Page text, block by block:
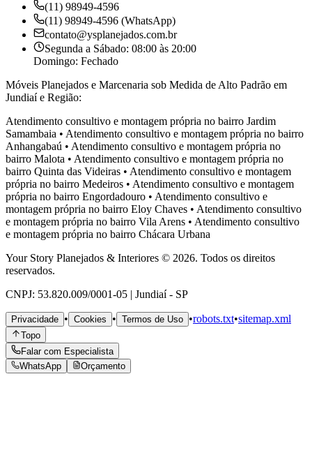
(11) 98949-4596
(11) 98949-4596 (WhatsApp)
contato@ysplanejados.com.br
Segunda a Sábado: 08:00 às 20:00
Domingo: Fechado
Móveis Planejados e Marcenaria sob Medida de Alto Padrão em
Jundiaí e Região:
Atendimento consultivo e montagem própria no bairro Jardim
Samambaia • Atendimento consultivo e montagem própria no bairro
Anhangabaú • Atendimento consultivo e montagem própria no
bairro Malota • Atendimento consultivo e montagem própria no
bairro Quinta das Videiras • Atendimento consultivo e montagem
própria no bairro Medeiros • Atendimento consultivo e montagem
própria no bairro Engordadouro • Atendimento consultivo e
montagem própria no bairro Eloy Chaves • Atendimento consultivo
e montagem própria no bairro Vila Arens • Atendimento consultivo
e montagem própria no bairro Chácara Urbana
Your Story Planejados & Interiores © 2026. Todos os direitos
reservados.
CNPJ: 53.820.009/0001-05 | Jundiaí - SP
Privacidade • Cookies • Termos de Uso •robots.txt•sitemap.xml
Topo
Falar com Especialista
WhatsApp
Orçamento